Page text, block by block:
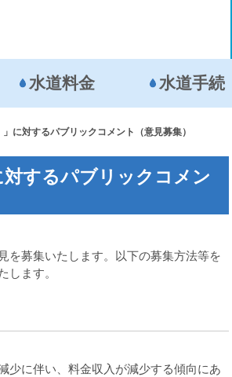
水道料金 水道手続
に対するパブリックコメント（意見募集）
対するパブリックコメン
募集いたします。以下の募集方法等を
します。
に伴い、料金収入が減少する傾向にあ